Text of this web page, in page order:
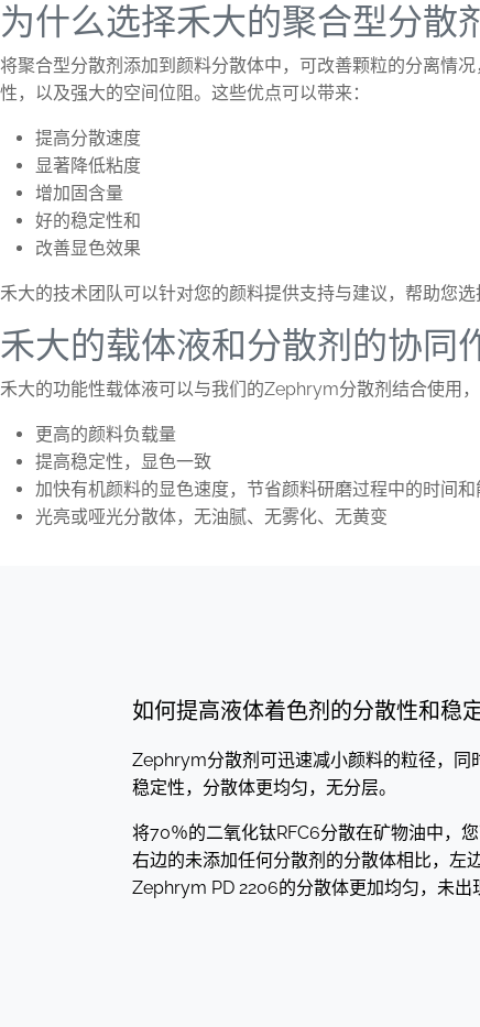
为什么选择禾大的聚合型分散
将聚合型分散剂添加到颜料分散体中，可改善颗粒的分离情
性，以及强大的空间位阻。这些优点可以带来：
提高分散速度
显著降低粘度
增加固含量
好的稳定性和
改善显色效果
禾大的技术团队可以针对您的颜料提供支持与建议，帮助您选
禾大的载体液和分散剂的协同
禾大的功能性载体液可以与我们的Zephrym分散剂结合使用
更高的颜料负载量
提高稳定性，显色一致
加快有机颜料的显色速度，节省颜料研磨过程中的时间和
光亮或哑光分散体，无油腻、无雾化、无黄变
如何提高液体着色剂的分散性和稳
Zephrym分散剂可迅速减小颜料的粒径，同
稳定性，分散体更均匀，无分层。
将70％的二氧化钛RFC6分散在矿物油中，
右边的未添加任何分散剂的分散体相比，左
Zephrym PD 2206的分散体更加均匀，未出